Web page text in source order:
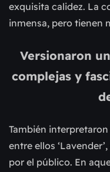
exquisita calidez. La
inmensa, pero tienen
Versionaron
complejas y
También
entre ellos
por el público. En